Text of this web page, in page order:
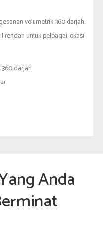
volumetrik 360 darjah.
rendah untuk pelbagai lokasi
darjah
Anda